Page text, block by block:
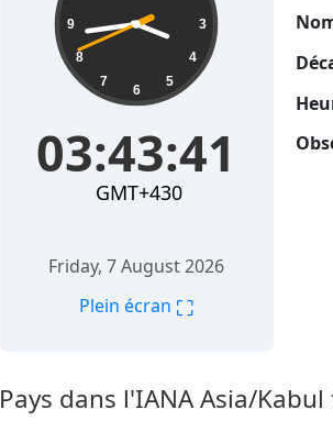
3
4
5
6
7
8
9
03:43:42
GMT+430
Friday, 7 August 2026
Plein écran ⛶
Pays dans l'IANA Asia/